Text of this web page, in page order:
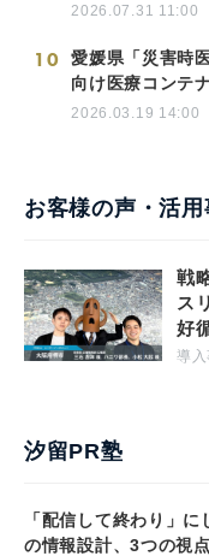
2026.07.31 11:00
10
愛媛県「災害時
向け医療コンテ
2026.03.19 14:00
お客様の声・活用
戦
ス
好
導
汐留PR塾
「配信して終わり」
の情報設計、3つの視点